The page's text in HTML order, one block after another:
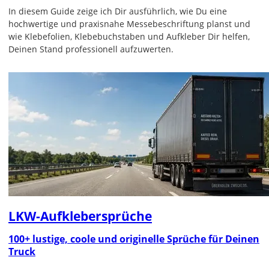
In diesem Guide zeige ich Dir ausführlich, wie Du eine
hochwertige und praxisnahe Messebeschriftung planst und
wie Klebefolien, Klebebuchstaben und Aufkleber Dir helfen,
Deinen Stand professionell aufzuwerten.
LKW-Aufklebersprüche
100+ lustige, coole und originelle Sprüche für Deinen
Truck